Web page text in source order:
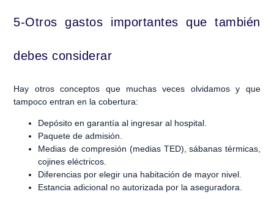
5-Otros gastos importantes que también
debes considerar
Hay otros conceptos que muchas veces olvidamos y que
tampoco entran en la cobertura:
Depósito en garantía al ingresar al hospital.
Paquete de admisión.
Medias de compresión (medias TED), sábanas térmicas,
cojines eléctricos.
Diferencias por elegir una habitación de mayor nivel.
Estancia adicional no autorizada por la aseguradora.